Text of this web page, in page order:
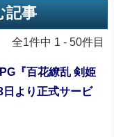
記事
全1件中 1 - 50件目
『百花繚乱 剣姫
日より正式サービ